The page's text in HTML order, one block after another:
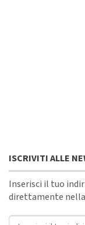
ISCRIVITI ALLE
Inserisci il tuo
direttamente
Indirizzo email